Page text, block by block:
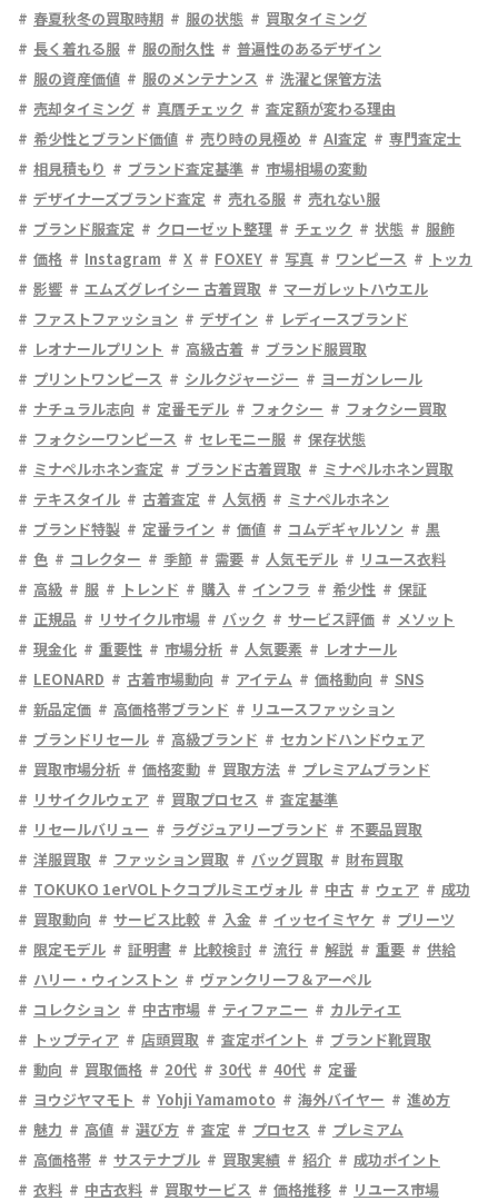
春夏秋冬の買取時期
服の状態
買取タイミング
長く着れる服
服の耐久性
普遍性のあるデザイン
服の資産価値
服のメンテナンス
洗濯と保管方法
売却タイミング
真贋チェック
査定額が変わる理由
希少性とブランド価値
売り時の見極め AI査定
専門査定士
相見積もり
ブランド査定基準
市場相場の変動
デザイナーズブランド査定
売れる服
売れない服
ブランド服査定
クローゼット整理 チェック 状態
服飾
価格
Instagram X FOXEY 写真 ワンピース
トッカ
影響
エムズグレイシー 古着買取
マーガレットハウエル
ファストファッション
デザイン
レディースブランド
レオナールプリント
高級古着
ブランド服買取
プリントワンピース
シルクジャージー
ヨーガンレール
ナチュラル志向
定番モデル フォクシー
フォクシー買取
フォクシーワンピース
セレモニー服
保存状態
ミナペルホネン査定
ブランド古着買取
ミナペルホネン買取
テキスタイル
古着査定 人気柄
ミナペルホネン
ブランド特製
定番ライン 価値 コムデギャルソン
黒
色
コレクター 季節 需要 人気モデル
リユース衣料
高級
服 トレンド 購入 インフラ 希少性
保証
正規品
リサイクル市場 バック サービス評価
メソット
現金化
重要性 市場分析 人気要素
レオナール
LEONARD
古着市場動向 アイテム 価格動向
SNS
新品定価
高価格帯ブランド
リユースファッション
ブランドリセール
高級ブランド
セカンドハンドウェア
買取市場分析
価格変動 買取方法
プレミアムブランド
リサイクルウェア
買取プロセス
査定基準
リセールバリュー
ラグジュアリーブランド
不要品買取
洋服買取
ファッション買取 バッグ買取
財布買取
TOKUKO 1erVOLトクコプルミエヴォル
中古 ウェア
成功
買取動向
サービス比較 入金 イッセイミヤケ
プリーツ
限定モデル
証明書 比較検討 流行 解説 重要
供給
ハリー・ウィンストン
ヴァンクリーフ＆アーペル
コレクション
中古市場 ティファニー
カルティエ
トップティア
店頭買取 査定ポイント
ブランド靴買取
動向
買取価格 20代 30代 40代
定番
ヨウジヤマモト
Yohji Yamamoto 海外バイヤー
進め方
魅力
高値 選び方 査定 プロセス
プレミアム
高価格帯
サステナブル 買取実績 紹介
成功ポイント
衣料
中古衣料 買取サービス 価格推移
リユース市場